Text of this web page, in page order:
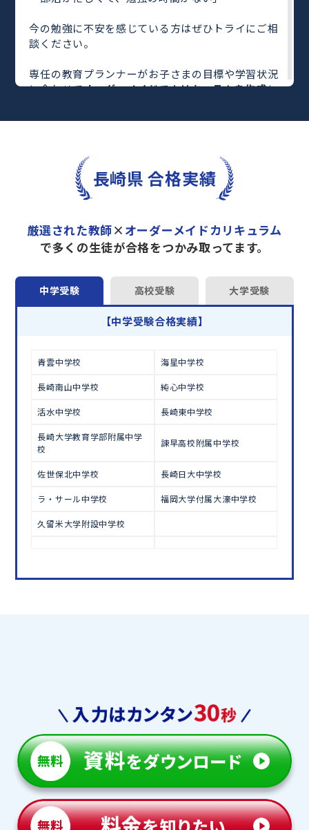
今の勉強に不安を感じている方はぜひトライにご相
談ください。
専任の教育プランナーがお子さまの目標や学習状況
に合わせてオーダーメイドでカリキュラムを作成し
完全マンツーマンで自分に合った教師がわかるまで
さらに、単元別の学習の理解度がわかる「AI学習診
や授業内容や授業以外の勉強をナビゲートする
「DAILY TRY」
など、豊富な学習コンテンツが
トライで一緒に“自己最高得点”を目指しません
か？
オンラインでの学習面談も承っております。
学習相談のお申し込みはこちら
長崎県 合格実績
厳選された教師× オーダーメイドカリキュラム
で多くの生徒が合格をつかみ取ってます。
中学受験 高校受験 大学受験
【中学受験合格実績】
青雲中学校 海星中学校
長崎南山中学校 純心中学校
活水中学校 長崎東中学校
長崎大学教育学部附属中学
校
諫早高校附属中学校
佐世保北中学校 長崎日大中学校
ラ・サール中学校 福岡大学付属大濠中学校
久留米大学附設中学校